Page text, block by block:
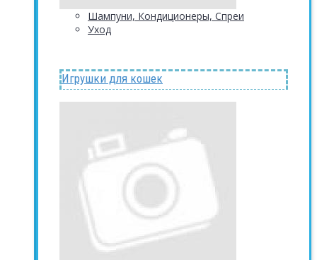
Шампуни, Кондиционеры, Спреи
Уход
Игрушки для кошек